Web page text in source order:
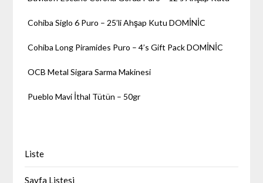
Cohiba Siglo 6 Puro – 25’li Ahşap Kutu DOMİNİC
Cohiba Long Piramides Puro – 4’s Gift Pack DOMİNİC
OCB Metal Sigara Sarma Makinesi
Pueblo Mavi İthal Tütün – 50gr
Liste
Sayfa Listesi